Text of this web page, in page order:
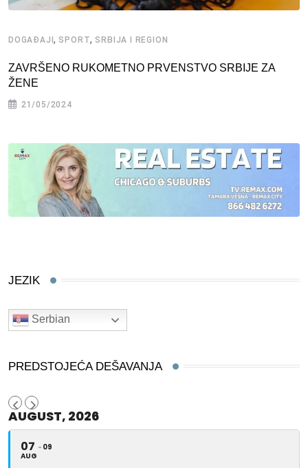
DOGAĐAJI, SPORT, SRBIJA I REGION
ZAVRŠENO RUKOMETNO PRVENSTVO SRBIJE ZA
ŽENE
21/05/2024
JEZIK
Serbian
PREDSTOJEĆA DEŠAVANJA
AUGUST, 2026
07
AUG
09